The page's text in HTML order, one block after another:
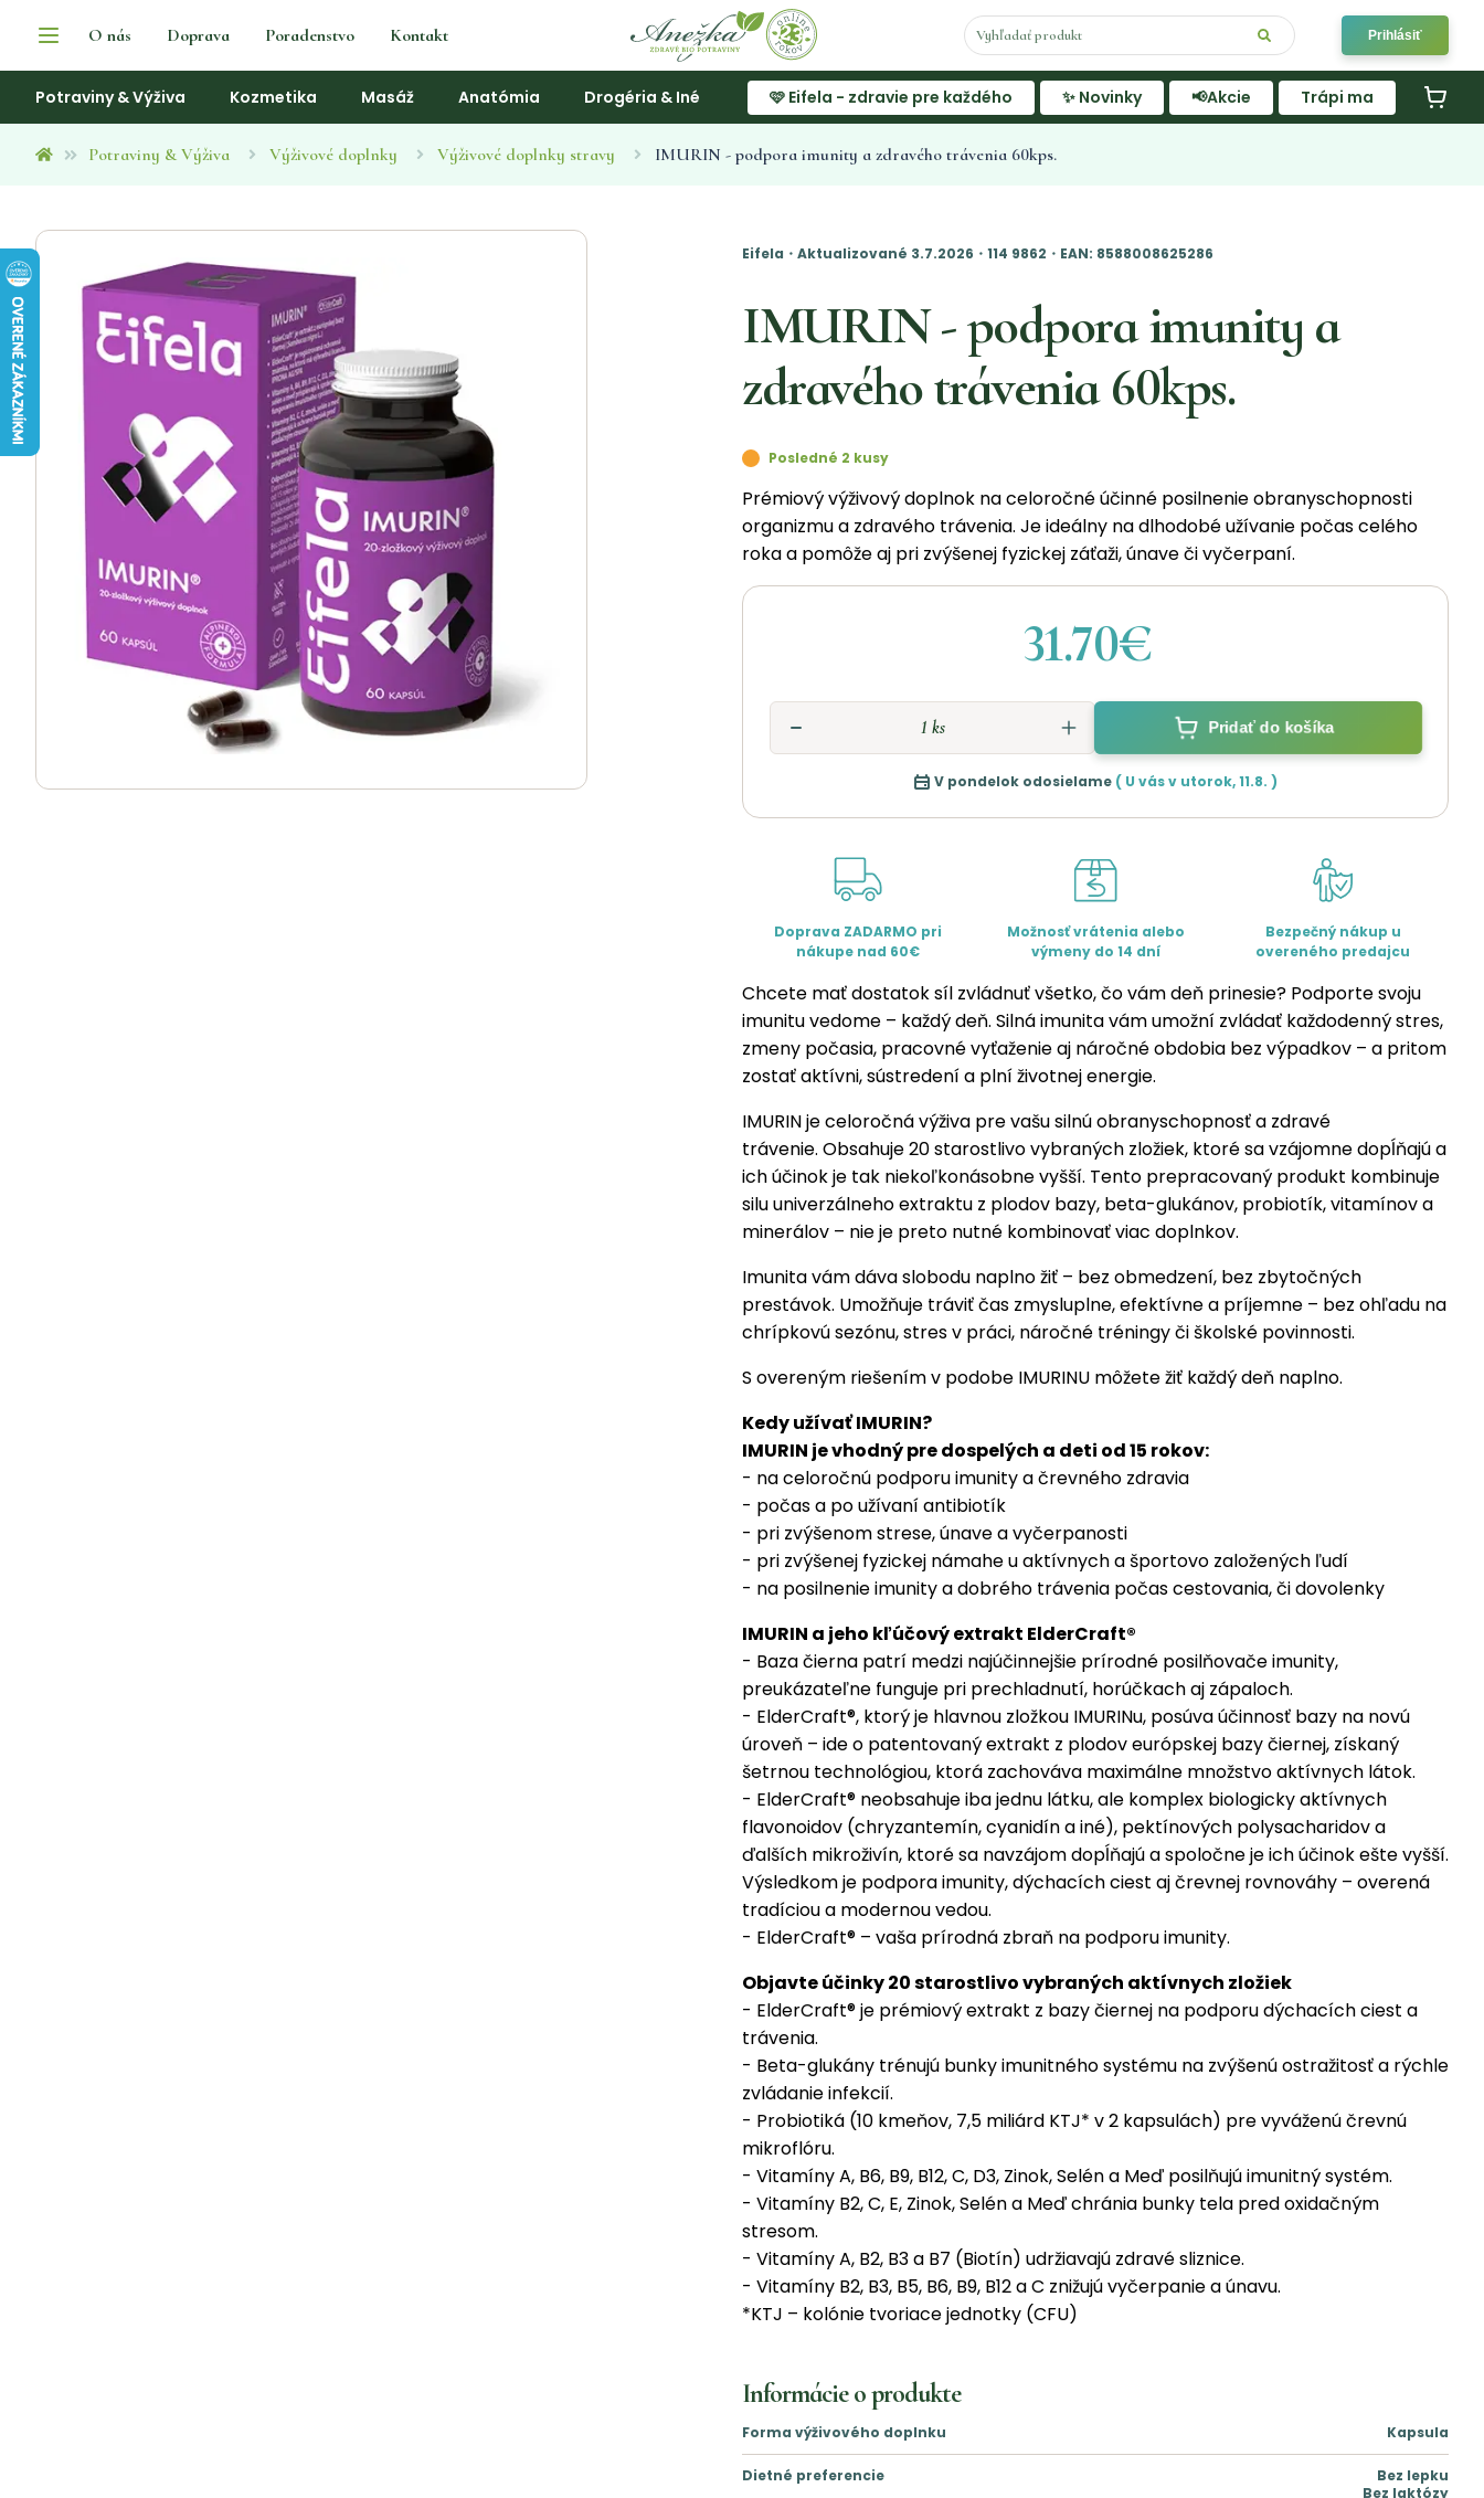
O nás Doprava Poradenstvo Kontakt Prihlásiť
Potraviny & Výživa Kozmetika Masáž Anatómia Drogéria & Iné 🩷 Eifela - zdravie pre každého ✨ Novinky 📢Akcie Trápi ma
Potraviny & Výživa Výživové doplnky Výživové doplnky stravy IMURIN - podpora imunity a zdravého trávenia 60kps.
Eifela・Aktualizované 3.7.2026・114 9862・EAN: 8588008625286
IMURIN - podpora imunity a
zdravého trávenia 60kps.
Posledné 2 kusy
Prémiový výživový doplnok na celoročné účinné posilnenie obranyschopnosti
organizmu a zdravého trávenia. Je ideálny na dlhodobé užívanie počas celého
roka a pomôže aj pri zvýšenej fyzickej záťaži, únave či vyčerpaní.
31.70€
Pridať do košíka
V pondelok odosielame ( U vás v utorok,11.8. )
Doprava ZADARMO pri
nákupe nad 60€
Možnosť vrátenia alebo
výmeny do 14 dní
Bezpečný nákup u
overeného predajcu
Chcete mať dostatok síl zvládnuť všetko, čo vám deň prinesie? Podporte svoju
imunitu vedome – každý deň. Silná imunita vám umožní zvládať každodenný stres,
zmeny počasia, pracovné vyťaženie aj náročné obdobia bez výpadkov – a pritom
zostať aktívni, sústredení a plní životnej energie.
IMURIN je celoročná výživa pre vašu silnú obranyschopnosť a zdravé
trávenie. Obsahuje 20 starostlivo vybraných zložiek, ktoré sa vzájomne dopĺňajú a
ich účinok je tak niekoľkonásobne vyšší. Tento prepracovaný produkt kombinuje
silu univerzálneho extraktu z plodov bazy, beta-glukánov, probiotík, vitamínov a
minerálov – nie je preto nutné kombinovať viac doplnkov.
Imunita vám dáva slobodu naplno žiť – bez obmedzení, bez zbytočných
prestávok. Umožňuje tráviť čas zmysluplne, efektívne a príjemne – bez ohľadu na
chrípkovú sezónu, stres v práci, náročné tréningy či školské povinnosti.
S overeným riešením v podobe IMURINU môžete žiť každý deň naplno.
Kedy užívať IMURIN?
IMURIN je vhodný pre dospelých a deti od 15 rokov:
- na celoročnú podporu imunity a črevného zdravia
- počas a po užívaní antibiotík
- pri zvýšenom strese, únave a vyčerpanosti
- pri zvýšenej fyzickej námahe u aktívnych a športovo založených ľudí
- na posilnenie imunity a dobrého trávenia počas cestovania, či dovolenky
IMURIN a jeho kľúčový extrakt ElderCraft®
- Baza čierna patrí medzi najúčinnejšie prírodné posilňovače imunity,
preukázateľne funguje pri prechladnutí, horúčkach aj zápaloch.
- ElderCraft®, ktorý je hlavnou zložkou IMURINu, posúva účinnosť bazy na novú
úroveň – ide o patentovaný extrakt z plodov európskej bazy čiernej, získaný
šetrnou technológiou, ktorá zachováva maximálne množstvo aktívnych látok.
- ElderCraft® neobsahuje iba jednu látku, ale komplex biologicky aktívnych
flavonoidov (chryzantemín, cyanidín a iné), pektínových polysacharidov a
ďalších mikroživín, ktoré sa navzájom dopĺňajú a spoločne je ich účinok ešte vyšší.
Výsledkom je podpora imunity, dýchacích ciest aj črevnej rovnováhy – overená
tradíciou a modernou vedou.
- ElderCraft® – vaša prírodná zbraň na podporu imunity.
Objavte účinky 20 starostlivo vybraných aktívnych zložiek
- ElderCraft® je prémiový extrakt z bazy čiernej na podporu dýchacích ciest a
trávenia.
- Beta-glukány trénujú bunky imunitného systému na zvýšenú ostražitosť a rýchle
zvládanie infekcií.
- Probiotiká (10 kmeňov, 7,5 miliárd KTJ* v 2 kapsulách) pre vyváženú črevnú
mikroflóru.
- Vitamíny A, B6, B9, B12, C, D3, Zinok, Selén a Meď posilňujú imunitný systém.
- Vitamíny B2, C, E, Zinok, Selén a Meď chránia bunky tela pred oxidačným
stresom.
- Vitamíny A, B2, B3 a B7 (Biotín) udržiavajú zdravé sliznice.
- Vitamíny B2, B3, B5, B6, B9, B12 a C znižujú vyčerpanie a únavu.
*KTJ – kolónie tvoriace jednotky (CFU)
Informácie o produkte
Forma výživového doplnku Kapsula
Dietné preferencie
Bez lepku
Bez laktózy